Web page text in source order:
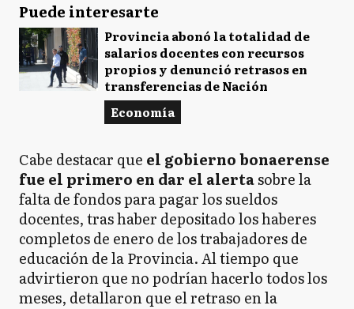
Puede interesarte
Provincia abonó la totalidad de
salarios docentes con recursos
propios y denunció retrasos en
transferencias de Nación
Economía
Cabe destacar que el gobierno bonaerense
fue el primero en dar el alertasobre la
falta de fondos para pagar los sueldos
docentes, tras haber depositado los haberes
completos de enero de los trabajadores de
educación de la Provincia. Al tiempo que
advirtieron que no podrían hacerlo todos los
meses, detallaron que el retraso en la